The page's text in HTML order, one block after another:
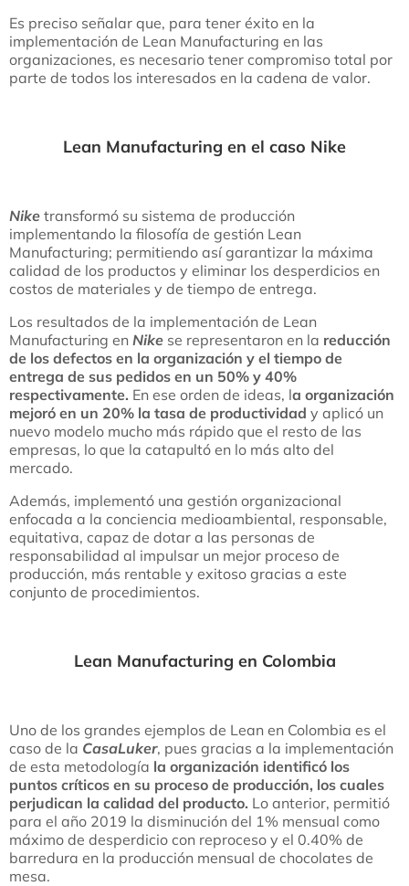
Es preciso señalar que, para tener éxito en la
implementación de Lean Manufacturing en las
organizaciones, es necesario tener compromiso total por
parte de todos los interesados en la cadena de valor.
Lean Manufacturing en el caso Nike
Nike transformó su sistema de producción
implementando la filosofía de gestión Lean
Manufacturing; permitiendo así garantizar la máxima
calidad de los productos y eliminar los desperdicios en
costos de materiales y de tiempo de entrega.
Los resultados de la implementación de Lean
Manufacturing en Nike se representaron en la reducción
de los defectos en la organización y el tiempo de
entrega de sus pedidos en un 50% y 40%
respectivamente. En ese orden de ideas, la organización
mejoró en un 20% la tasa de productividad y aplicó un
nuevo modelo mucho más rápido que el resto de las
empresas, lo que la catapultó en lo más alto del
mercado.
Además, implementó una gestión organizacional
enfocada a la conciencia medioambiental, responsable,
equitativa, capaz de dotar a las personas de
responsabilidad al impulsar un mejor proceso de
producción, más rentable y exitoso gracias a este
conjunto de procedimientos.
Lean Manufacturing en Colombia
Uno de los grandes ejemplos de Lean en Colombia es el
caso de la CasaLuker, pues gracias a la implementación
de esta metodología la organización identificó los
puntos críticos en su proceso de producción, los cuales
perjudican la calidad del producto. Lo anterior, permitió
para el año 2019 la disminución del 1% mensual como
máximo de desperdicio con reproceso y el 0.40% de
barredura en la producción mensual de chocolates de
mesa.